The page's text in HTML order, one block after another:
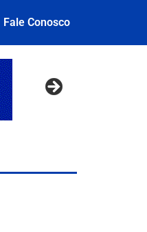
Fale Conosco